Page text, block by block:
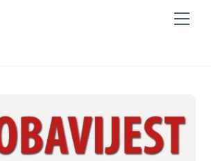
M
e